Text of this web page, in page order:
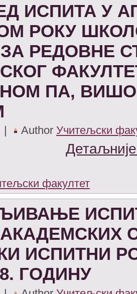
ИСПИТА У
РОКУ
РЕДОВНЕ
ПА,
| Author Учитељски
факултет
ИСПИТНИ
ГОДИНУ